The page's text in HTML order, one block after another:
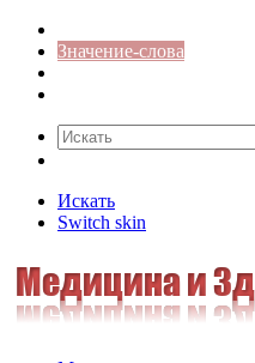
Значение-слова
Искать
Switch skin